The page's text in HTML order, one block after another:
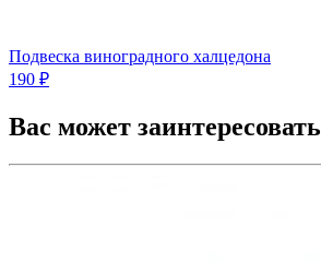
Подвеска виноградного халцедона
190 ₽
Вас может заинтересовать